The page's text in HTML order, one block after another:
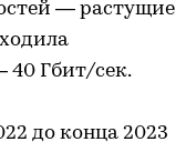
— растущие
40 Гбит/сек.
до конца 2023